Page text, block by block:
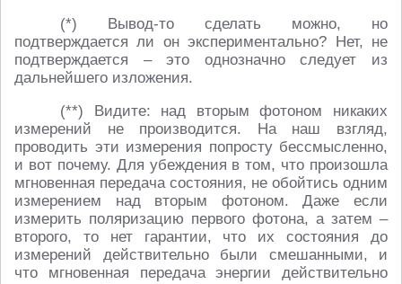
(*) Вывод-то сделать можно, но
подтверждается ли он экспериментально? Нет, не
подтверждается – это однозначно следует из
дальнейшего изложения.
(**) Видите: над вторым фотоном никаких
измерений не производится. На наш взгляд,
проводить эти измерения попросту бессмысленно,
и вот почему. Для убеждения в том, что произошла
мгновенная передача состояния, не обойтись одним
измерением над вторым фотоном. Даже если
измерить поляризацию первого фотона, а затем –
второго, то нет гарантии, что их состояния до
измерений действительно были смешанными, и
что мгновенная передача энергии действительно